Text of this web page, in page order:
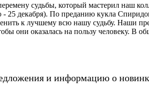
судьбы, который мастерил наш
декабря). По преданию кукла
к лучшему всю нашу судьбу. Наши
они оказалась на пользу человеку. В
и информацию о